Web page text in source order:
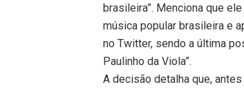
brasileira”. Menciona que
música popular brasileira e
no Twitter, sendo a última
Paulinho da Viola”.
A decisão detalha que,